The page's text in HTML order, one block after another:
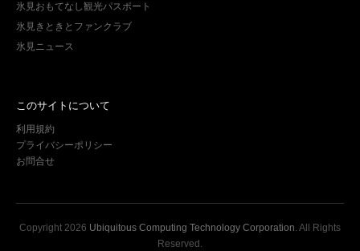
氷見おもてなし観光パスポート
氷見きときとファンクラブ
氷見ニュース
このサイトについて
利用規約
プライバシーポリシー
お問合せ
Copyright 2026 Ubiquitous Computing Technology Corporation. All Rights
Reserved.